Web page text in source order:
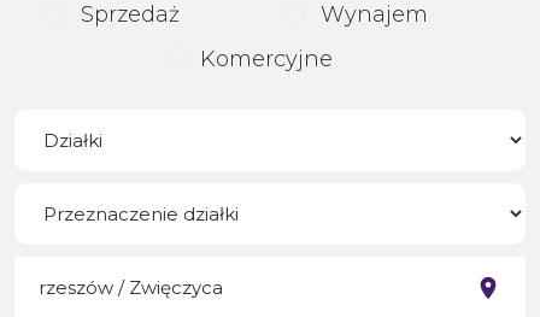
Sprzedaż
Wynajem
Komercyjne